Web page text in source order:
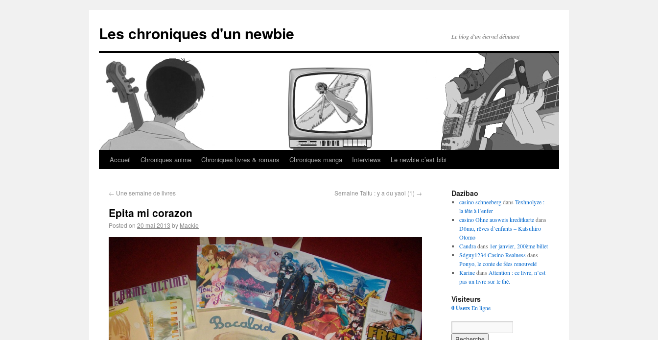
Les chroniques d'un newbie Le blog d'un éternel débutant
Accueil Chroniques anime Chroniques livres & romans Chroniques manga Interviews Le newbie c’est bibi
← Une semaine de livres Semaine Taifu : y a du yaoi (1) →
Epita mi corazon
Posted on 20 mai 2013 by Mackie
Dazibao
casino schneebergdans Texhnolyze :
la tête à l’enfer
casino Ohne ausweis kreditkartedans
Dômu, rêves d’enfants – Katsuhiro
Otomo
Candradans 1er janvier, 200ème billet
Sdguy1234 Casino Realnessdans
Ponyo, le conte de fées renouvelé
Karinedans Attention : ce livre, n’est
pas un livre sur le thé.
Visiteurs
0 UsersEn ligne